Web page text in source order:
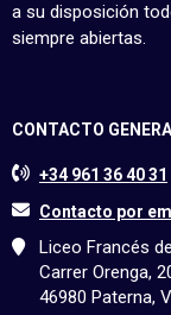
a su disposición
siempre abiertas.
CONTACTO
+34 961 36 40 31
Contacto por
Liceo Francés
Carrer Orenga,
46980 Paterna,